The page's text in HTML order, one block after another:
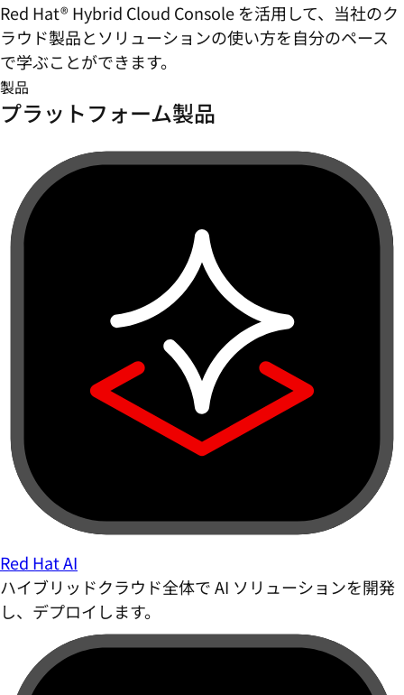
Red Hat® Hybrid Cloud Console を活用して、当社のク
ラウド製品とソリューションの使い方を自分のペース
で学ぶことができます。
製品
プラットフォーム製品
Red Hat AI
ハイブリッドクラウド全体で AI ソリューションを開発
し、デプロイします。